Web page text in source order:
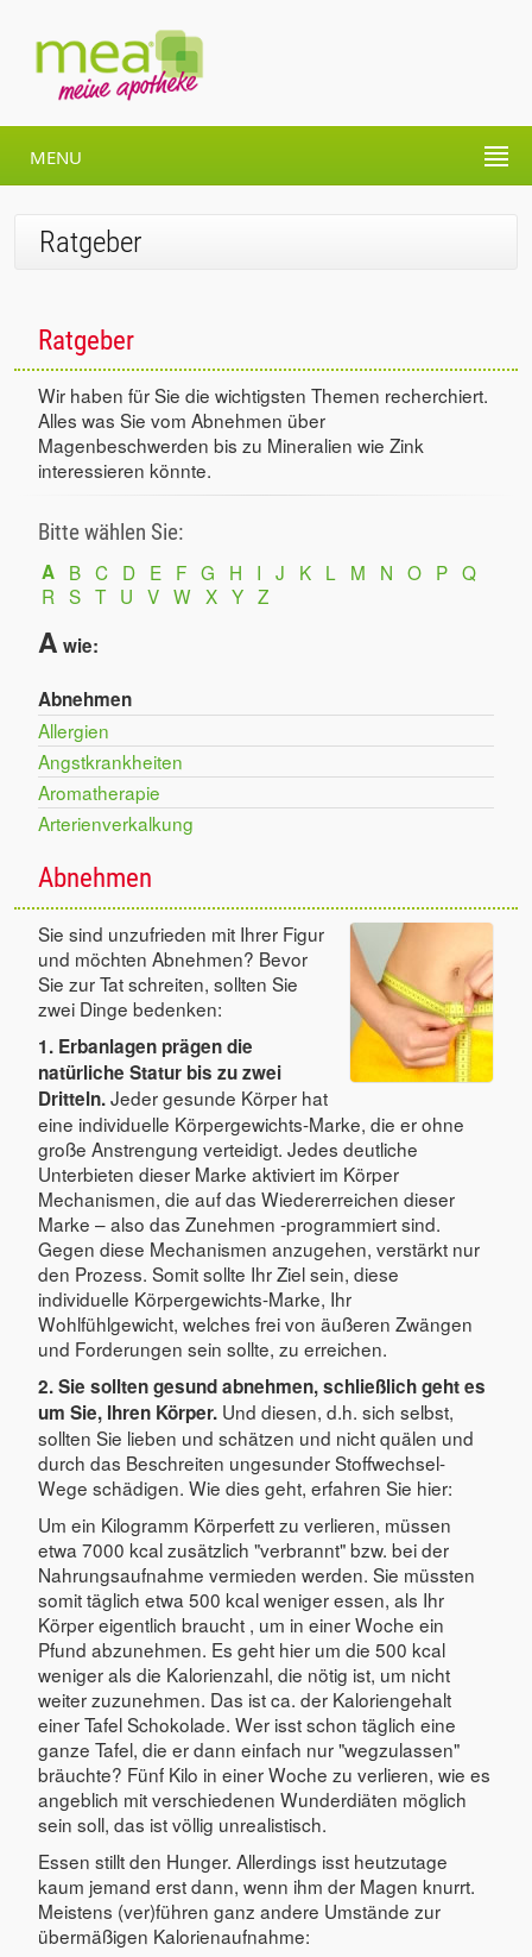
MENU
Ratgeber
Ratgeber
Wir haben für Sie die wichtigsten Themen recherchiert.
Alles was Sie vom Abnehmen über
Magenbeschwerden bis zu Mineralien wie Zink
interessieren könnte.
Bitte wählen Sie:
A B C D E F G H I J K L M N O P Q
R S T U V W X Y Z
A wie:
Abnehmen
Allergien
Angstkrankheiten
Aromatherapie
Arterienverkalkung
Abnehmen
Sie sind unzufrieden mit Ihrer Figur
und möchten Abnehmen? Bevor
Sie zur Tat schreiten, sollten Sie
zwei Dinge bedenken:
1. Erbanlagen prägen die
natürliche Statur bis zu zwei
Dritteln.Jeder gesunde Körper hat
eine individuelle Körpergewichts-Marke, die er ohne
große Anstrengung verteidigt. Jedes deutliche
Unterbieten dieser Marke aktiviert im Körper
Mechanismen, die auf das Wiedererreichen dieser
Marke – also das Zunehmen -programmiert sind.
Gegen diese Mechanismen anzugehen, verstärkt nur
den Prozess. Somit sollte Ihr Ziel sein, diese
individuelle Körpergewichts-Marke, Ihr
Wohlfühlgewicht, welches frei von äußeren Zwängen
und Forderungen sein sollte, zu erreichen.
2. Sie sollten gesund abnehmen, schließlich geht es
um Sie, Ihren Körper. Und diesen, d.h. sich selbst,
sollten Sie lieben und schätzen und nicht quälen und
durch das Beschreiten ungesunder Stoffwechsel-
Wege schädigen. Wie dies geht, erfahren Sie hier:
Um ein Kilogramm Körperfett zu verlieren, müssen
etwa 7000 kcal zusätzlich "verbrannt" bzw. bei der
Nahrungsaufnahme vermieden werden. Sie müssten
somit täglich etwa 500 kcal weniger essen, als Ihr
Körper eigentlich braucht , um in einer Woche ein
Pfund abzunehmen. Es geht hier um die 500 kcal
weniger als die Kalorienzahl, die nötig ist, um nicht
weiter zuzunehmen. Das ist ca. der Kaloriengehalt
einer Tafel Schokolade. Wer isst schon täglich eine
ganze Tafel, die er dann einfach nur "wegzulassen"
bräuchte? Fünf Kilo in einer Woche zu verlieren, wie es
angeblich mit verschiedenen Wunderdiäten möglich
sein soll, das ist völlig unrealistisch.
Essen stillt den Hunger. Allerdings isst heutzutage
kaum jemand erst dann, wenn ihm der Magen knurrt.
Meistens (ver)führen ganz andere Umstände zur
übermäßigen Kalorienaufnahme: